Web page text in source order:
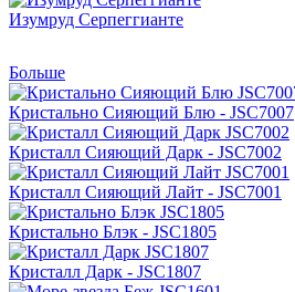
Изумруд Серпеггианте
Больше
Кристально Сияющий Блю - JSC7007
Кристалл Сияющий Дарк - JSC7002
Кристалл Сияющий Лайт - JSC7001
Кристально Блэк - JSC1805
Кристалл Дарк - JSC1807